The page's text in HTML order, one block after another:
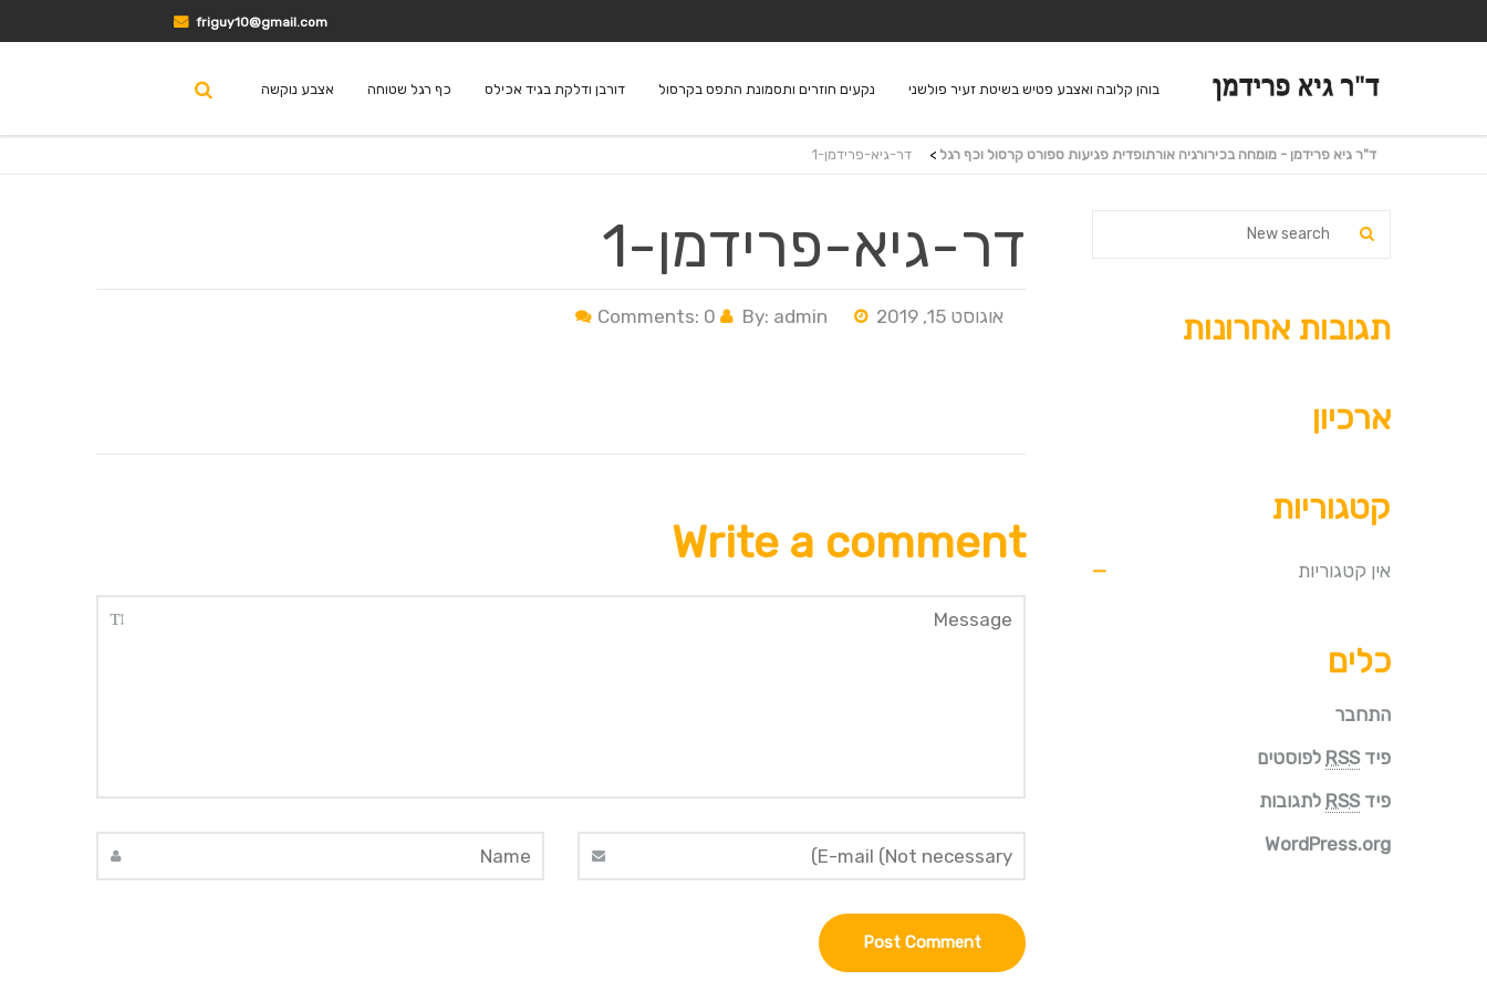
friguy10@gmail.com
בוהן קלובה ואצבע פטיש בשיטת זעיר פולשני נקעים חוזרים ותסמונת התפס בקרסול דורבן ודלקת בגיד אכילס כף רגל שטוחה אצבע נוקשה
ד"ר גיא פרידמן - מומחה בכירורגיה אורתופדית פגיעות ספורט קרסול וכף רגל > דר-גיא-פרידמן-1
דר-גיא-פרידמן-1
אוגוסט 15, 2019 By: admin
Comments: 0
Write a comment
תגובות אחרונות
ארכיון
קטגוריות
אין קטגוריות
כלים
התחבר
פידRSS לפוסטים
פידRSS לתגובות
WordPress.org